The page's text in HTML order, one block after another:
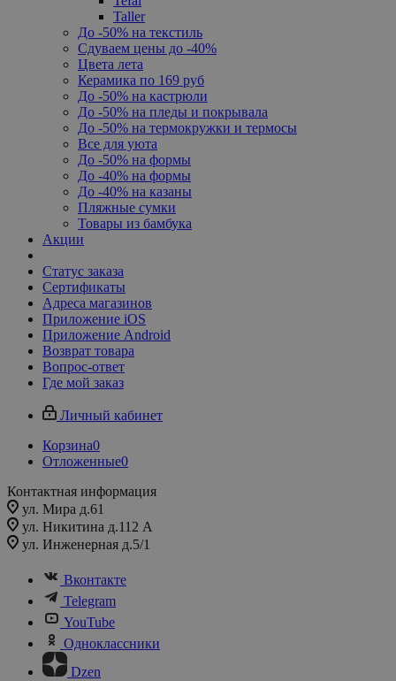
Taller
До -50% на текстиль
Сдуваем цены до -40%
Цвета лета
Керамика по 169 руб
До -50% на кастрюли
До -50% на пледы и покрывала
До -50% на термокружки и термосы
Все для уюта
До -50% на формы
До -40% на формы
До -40% на казаны
Пляжные сумки
Товары из бамбука
Акции
Статус заказа
Сертификаты
Адреса магазинов
Приложение iOS
Приложение Android
Возврат товара
Вопрос-ответ
Где мой заказ
Личный кабинет
Корзина0
Отложенные0
Контактная информация
ул. Мира д.61
ул. Никитина д.112 А
ул. Инженерная д.5/1
Вконтакте
Telegram
YouTube
Одноклассники
Dzen